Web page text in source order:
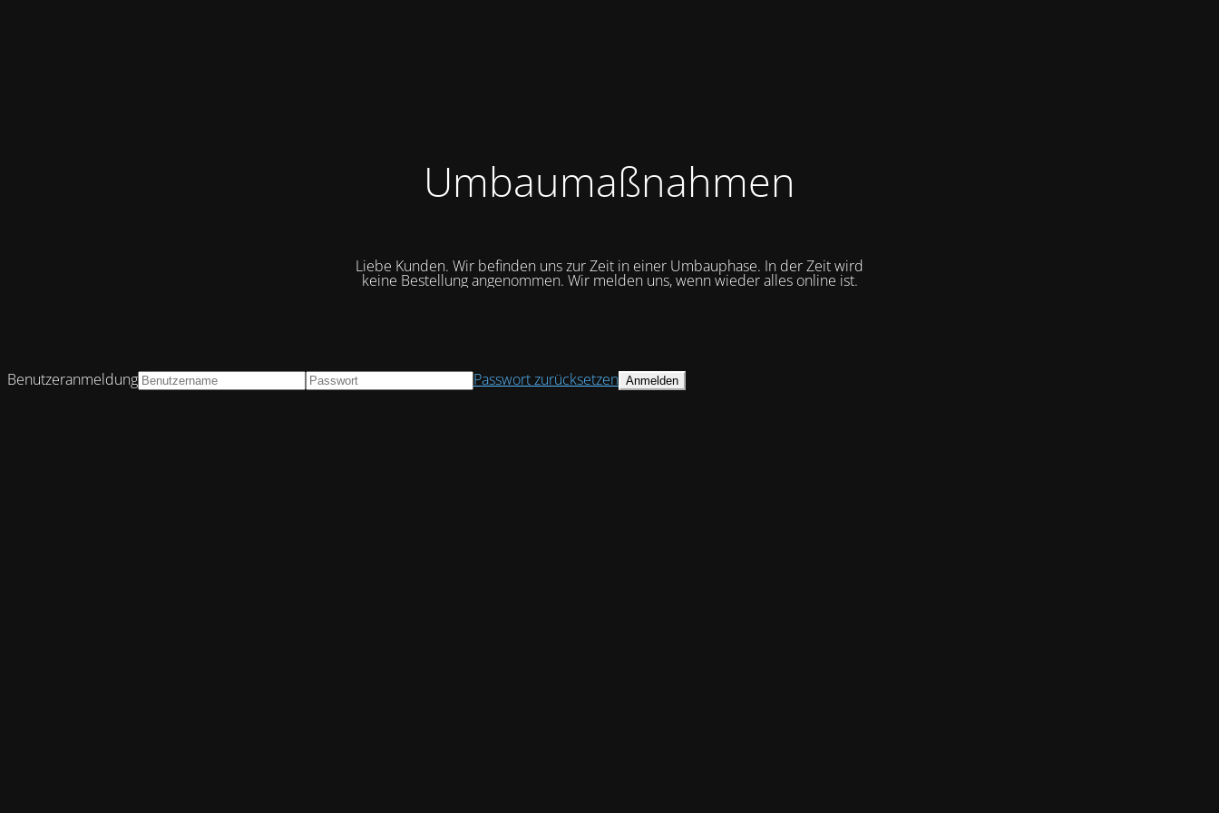
Umbaumaßnahmen
Liebe Kunden. Wir befinden uns zur Zeit in einer Umbauphase. In der Zeit wird
keine Bestellung angenommen. Wir melden uns, wenn wieder alles online ist.
Benutzeranmeldung Passwort zurücksetzen